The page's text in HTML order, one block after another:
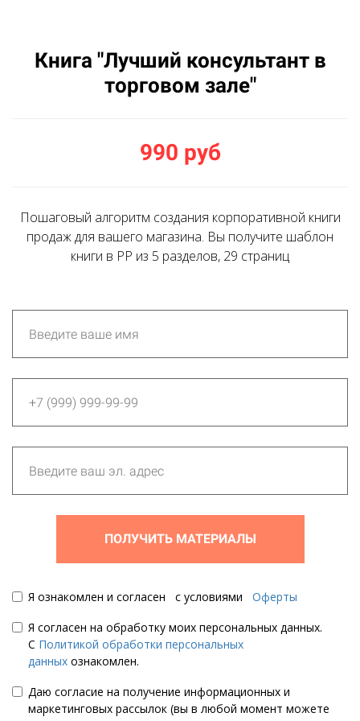
Книга "Лучший консультант в
торговом зале"
990 руб
Пошаговый алгоритм создания корпоративной книги
продаж для вашего магазина. Вы получите шаблон
книги в PP из 5 разделов, 29 страниц
ПОЛУЧИТЬ МАТЕРИАЛЫ
Я ознакомлен и согласен с условиями Оферты
Я согласен на обработку моих персональных данных.
С Политикой обработки персональных
данных ознакомлен.
Даю согласие на получение информационных и
маркетинговых рассылок (вы в любой момент можете